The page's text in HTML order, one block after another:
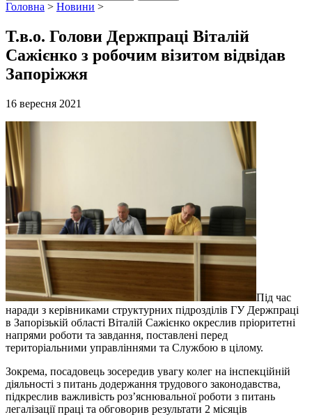
Головна > Новини >
Т.в.о. Голови Держпраці Віталій
Сажієнко з робочим візитом відвідав
Запоріжжя
16 вересня 2021
Під час
наради з керівниками структурних підрозділів ГУ Держпраці
в Запорізькій області Віталій Сажієнко окреслив пріоритетні
напрями роботи та завдання, поставлені перед
територіальними управліннями та Службою в цілому.
Зокрема, посадовець зосередив увагу колег на інспекційній
діяльності з питань додержання трудового законодавства,
підкреслив важливість роз’яснювальної роботи з питань
легалізації праці та обговорив результати 2 місяців